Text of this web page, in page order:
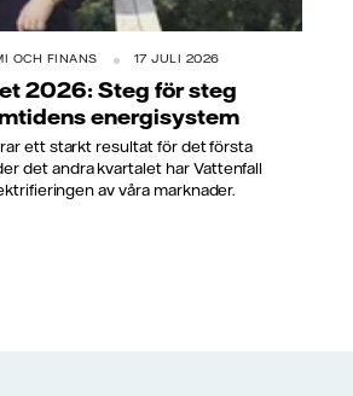
OCH FINANS 17 JULI 2026
2026: Steg för steg
energisystem
ett starkt resultat för det första
det andra kvartalet har Vattenfall
av våra marknader.